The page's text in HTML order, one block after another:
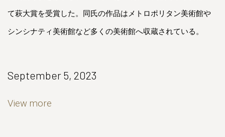
て萩大賞を受賞した。同氏の作品はメトロポリタン美術館や
シンシナティ美術館など多くの美術館へ収蔵されている。
September 5, 2023
View more